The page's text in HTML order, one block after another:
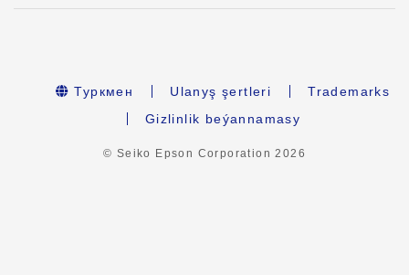
Туркмен Ulanyş şertleri
Trademarks
Gizlinlik beýannamasy
© Seiko Epson Corporation2026